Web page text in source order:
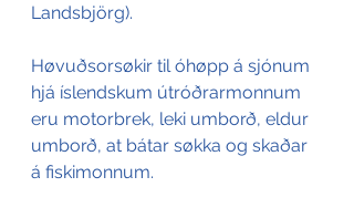
Landsbjörg).
Høvuðsorsøkir til óhøpp á sjónum
hjá íslendskum útróðrarmonnum
eru motorbrek, leki umborð, eldur
umborð, at bátar søkka og skaðar
á fiskimonnum.